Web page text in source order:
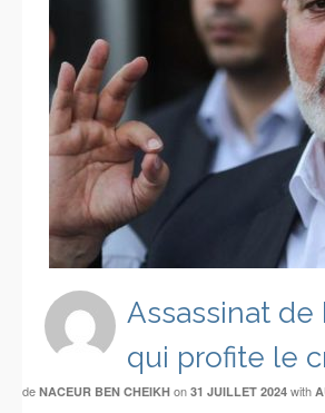
Assassinat de
qui profite le
de NACEUR BEN CHEIKH on 31 JUILLET 2024 with